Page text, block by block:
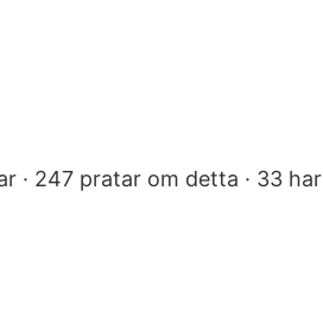
· 247 pratar om detta · 33 har